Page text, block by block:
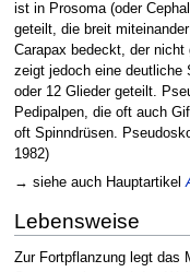
ist in Prosoma (oder
geteilt, die breit
Carapax bedeckt, der
zeigt jedoch eine deutliche
oder 12 Glieder geteilt.
Pedipalpen, die oft auch
oft Spinndrüsen.
1982)
→ siehe auch Hauptartikel
Lebensweise
Zur Fortpflanzung legt das